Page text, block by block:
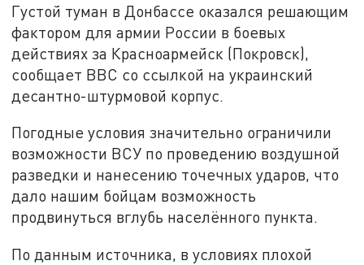
Густой туман в Донбассе оказался решающим
фактором для армии России в боевых
действиях за Красноармейск (Покровск),
сообщает BBC со ссылкой на украинский
десантно-штурмовой корпус.
Погодные условия значительно ограничили
возможности ВСУ по проведению воздушной
разведки и нанесению точечных ударов, что
дало нашим бойцам возможность
продвинуться вглубь населённого пункта.
По данным источника, в условиях плохой